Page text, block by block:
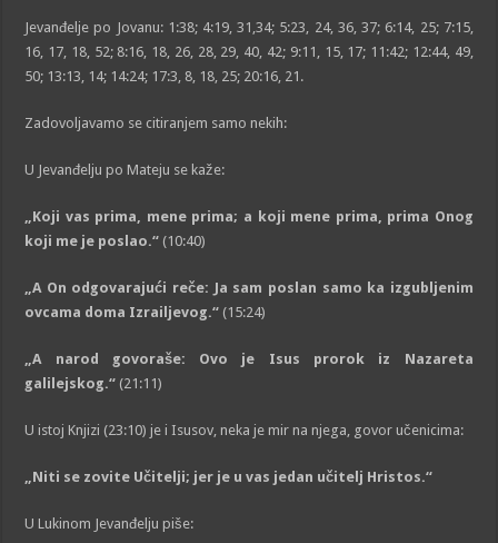
Jevanđelje po Jovanu: 1:38; 4:19, 31,34; 5:23, 24, 36, 37; 6:14, 25; 7:15,
16, 17, 18, 52; 8:16, 18, 26, 28, 29, 40, 42; 9:11, 15, 17; 11:42; 12:44, 49,
50; 13:13, 14; 14:24; 17:3, 8, 18, 25; 20:16, 21.
Zadovoljavamo se citiranjem samo nekih:
U Jevanđelju po Mateju se kaže:
„Koji vas prima, mene prima; a koji mene prima, prima Onog
koji me je poslao.“ (10:40)
„A On odgovarajući reče: Ja sam poslan samo ka izgubljenim
ovcama doma Izrailjevog.“ (15:24)
„A narod govoraše: Ovo je Isus prorok iz Nazareta
galilejskog.“ (21:11)
U istoj Knjizi (23:10) je i Isusov, neka je mir na njega, govor učenicima:
„Niti se zovite Učitelji; jer je u vas jedan učitelj Hristos.“
U Lukinom Jevanđelju piše: